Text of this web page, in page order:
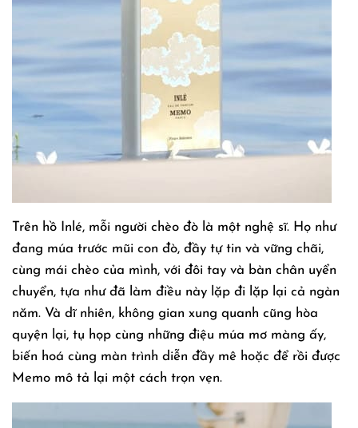
Trên hồ Inlé, mỗi người chèo đò là một nghệ sĩ. Họ như
đang múa trước mũi con đò, đầy tự tin và vững chãi,
cùng mái chèo của mình, với đôi tay và bàn chân uyển
chuyển, tựa như đã làm điều này lặp đi lặp lại cả ngàn
năm. Và dĩ nhiên, không gian xung quanh cũng hòa
quyện lại, tụ họp cùng những điệu múa mơ màng ấy,
biến hoá cùng màn trình diễn đầy mê hoặc để rồi được
Memo mô tả lại một cách trọn vẹn.